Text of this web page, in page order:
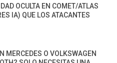
OCULTA EN COMET/ATLAS
IA) QUE LOS ATACANTES
MERCEDES O VOLKSWAGEN